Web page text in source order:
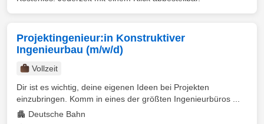
Projektingenieur:in Konstruktiver
Ingenieurbau (m/w/d)
Vollzeit
Dir ist es wichtig, deine eigenen Ideen bei Projekten
einzubringen. Komm in eines der größten Ingenieurbüros ...
Deutsche Bahn